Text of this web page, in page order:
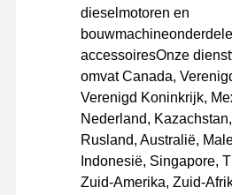
Perkins Engine
Yanmar Motor
Kubota-motor
dieselmotoren en
accessoiresOnze
omvat Canada,
Verenigd Koninkrijk,
Nederland,
Rusland, Australië,
Indonesië, Singapore,
Zuid-Amerika, Zuid-